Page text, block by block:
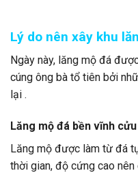
Lý do nên xây khu
Ngày này, lăng mộ đá
cúng ông bà tổ tiên bởi
lại .
Lăng mộ đá bền vĩnh
Lăng mộ được làm từ đá
thời gian, độ cứng cao